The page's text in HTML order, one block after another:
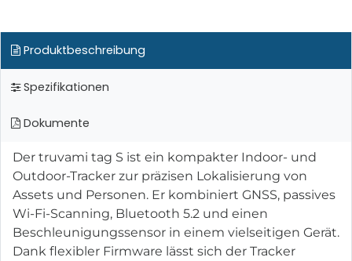
Produktbeschreibung
Spezifikationen
Dokumente
Der truvami tag S ist ein kompakter Indoor- und
Outdoor-Tracker zur präzisen Lokalisierung von
Assets und Personen. Er kombiniert GNSS, passives
Wi-Fi-Scanning, Bluetooth 5.2 und einen
Beschleunigungssensor in einem vielseitigen Gerät.
Dank flexibler Firmware lässt sich der Tracker